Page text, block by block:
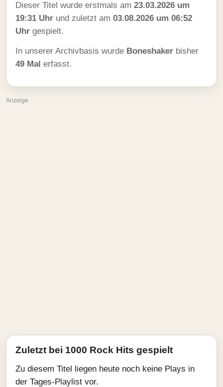
Dieser Titel wurde erstmals am 23.03.2026 um
19:31 Uhr und zuletzt am 03.08.2026 um 06:52
Uhr gespielt.
In unserer Archivbasis wurde Boneshaker bisher
49 Mal erfasst.
Anzeige
Zuletzt bei 1000 Rock Hits gespielt
Zu diesem Titel liegen heute noch keine Plays in
der Tages-Playlist vor.